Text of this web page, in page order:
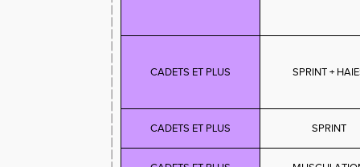
CADETS ET PLUS SPRINT +
CADETS ET PLUS SPRINT